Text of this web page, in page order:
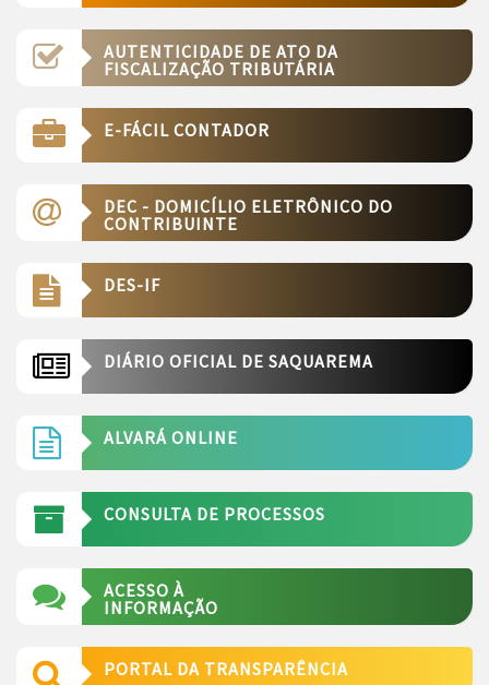
AUTENTICIDADE DE ATO DA
FISCALIZAÇÃO TRIBUTÁRIA
E-FÁCIL CONTADOR
DEC - DOMICÍLIO ELETRÔNICO DO
CONTRIBUINTE
DES-IF
DIÁRIO OFICIAL DE SAQUAREMA
ALVARÁ ONLINE
CONSULTA DE PROCESSOS
ACESSO À
INFORMAÇÃO
PORTAL DA TRANSPARÊNCIA